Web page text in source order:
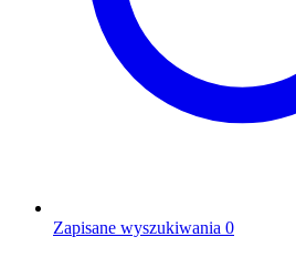
Zapisane wyszukiwania 0